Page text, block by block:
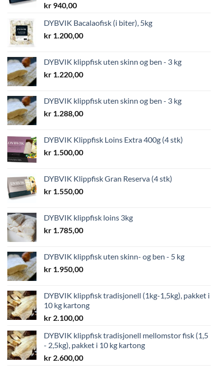
kr 940,00
DYBVIK Bacalaofisk (i biter), 5kg
kr 1.200,00
DYBVIK klippfisk uten skinn og ben - 3 kg
kr 1.220,00
DYBVIK klippfisk uten skinn og ben - 3 kg
kr 1.288,00
DYBVIK Klippfisk Loins Extra 400g (4 stk)
kr 1.500,00
DYBVIK Klippfisk Gran Reserva (4 stk)
kr 1.550,00
DYBVIK klippfisk loins 3kg
kr 1.785,00
DYBVIK klippfisk uten skinn- og ben - 5 kg
kr 1.950,00
DYBVIK klippfisk tradisjonell (1kg-1,5kg), pakket i
10 kg kartong
kr 2.100,00
DYBVIK klippfisk tradisjonell mellomstor fisk (1,5
- 2,5kg), pakket i 10 kg kartong
kr 2.600,00